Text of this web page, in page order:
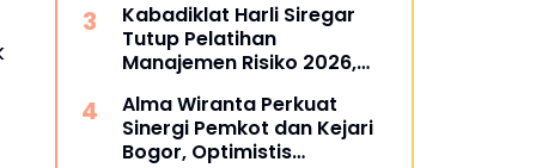
Kabadiklat Harli Siregar
Tutup Pelatihan
Manajemen Risiko 2026,
Agen Perubahan di Seluruh
Satker Kejaksaan
Alma Wiranta Perkuat
Sinergi Pemkot dan Kejari
Bogor, Optimistis